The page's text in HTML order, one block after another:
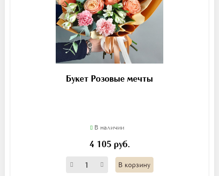
Букет Розовые мечты
В наличии
4 105 руб.
В корзину